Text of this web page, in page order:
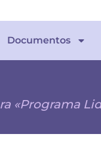
Documentos
«Programa